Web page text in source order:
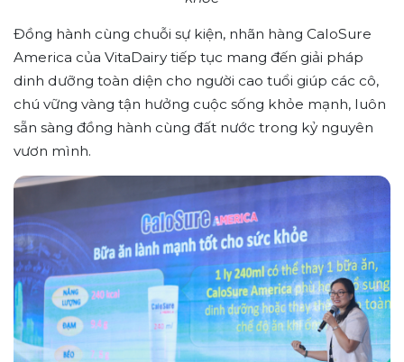
Đồng hành cùng chuỗi sự kiện, nhãn hàng CaloSure
America của VitaDairy tiếp tục mang đến giải pháp
dinh dưỡng toàn diện cho người cao tuổi giúp các cô,
chú vững vàng tận hưởng cuộc sống khỏe mạnh, luôn
sẵn sàng đồng hành cùng đất nước trong kỷ nguyên
vươn mình.